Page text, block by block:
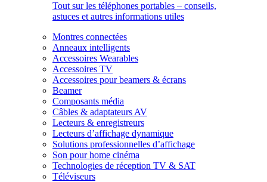
Tout sur les téléphones portables – conseils,
astuces et autres informations utiles
Montres connectées
Anneaux intelligents
Accessoires Wearables
Accessoires TV
Accessoires pour beamers & écrans
Beamer
Composants média
Câbles & adaptateurs AV
Lecteurs & enregistreurs
Lecteurs d’affichage dynamique
Solutions professionnelles d’affichage
Son pour home cinéma
Technologies de réception TV & SAT
Téléviseurs